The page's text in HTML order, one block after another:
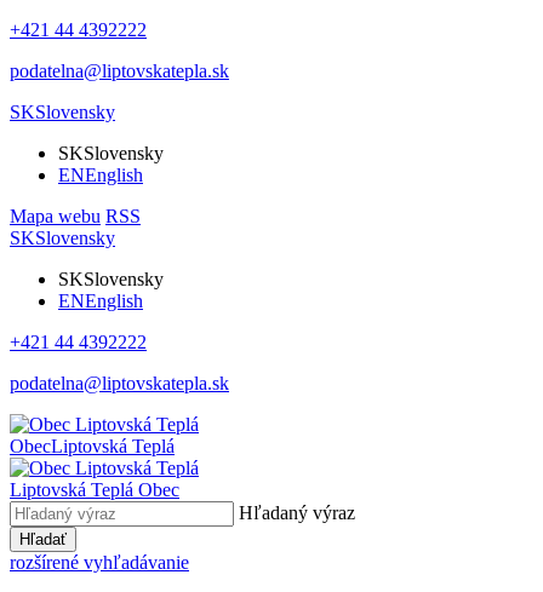
+421 44 4392222
podatelna@liptovskatepla.sk
SKSlovensky
SKSlovensky
ENEnglish
Mapa webu RSS
SKSlovensky
SKSlovensky
ENEnglish
+421 44 4392222
podatelna@liptovskatepla.sk
ObecLiptovská Teplá
Liptovská Teplá Obec
Hľadaný výraz
Hľadať
rozšírené vyhľadávanie